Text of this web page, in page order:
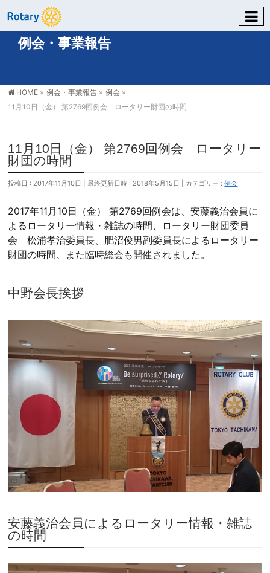
例会・事業報告
HOME » 例会・事業報告 » 例会 »
11月10日（金） 第2769回例会 ロータリー財団の時間
11月10日（金） 第2769回例会 ロータリー
財団の時間
投稿日 : 2017年11月10日 最終更新日時 : 2018年5月15日 カテゴリー :例会
2017年11月10日（金） 第2769回例会は、安藤義治会員に
よるロータリー情報・雑誌の時間、ロータリー財団委員
会 松浦孝治委員長、肥沼俊男副委員長によるロータリー
財団の時間、また臨時総会も開催されました。
中野会長挨拶
安藤義治会員によるロータリー情報・雑誌
の時間